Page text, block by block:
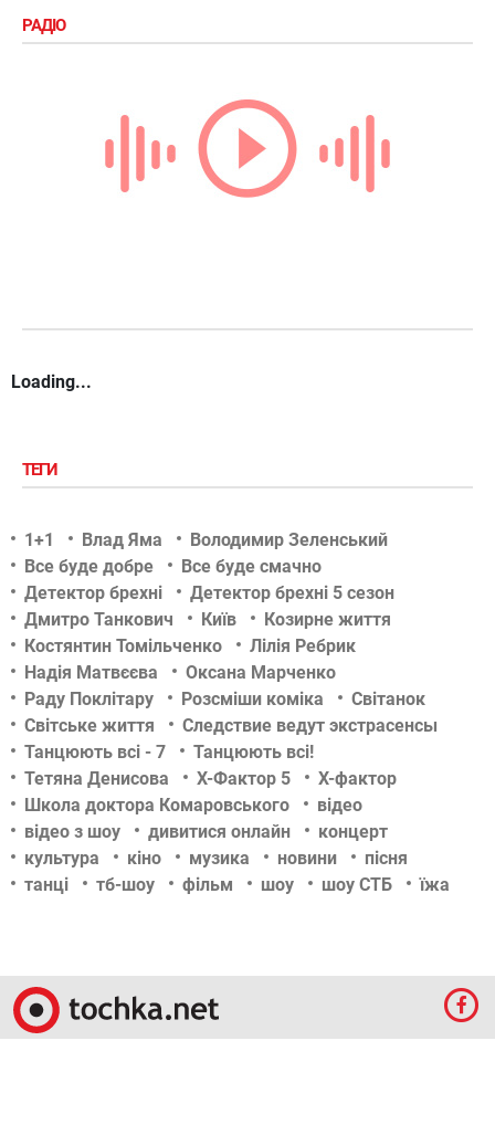
РАДІО
Loading...
ТЕГИ
1+1 Влад Яма
Володимир Зеленський
Все буде добре
Все буде смачно
Детектор брехні
Детектор брехні 5 сезон
Дмитро Танкович
Київ
Козирне життя
Костянтин Томільченко
Лілія Ребрик
Надія Матвєєва
Оксана Марченко
Раду Поклітару
Розсміши коміка
Світанок
Світське життя
Следствие ведут экстрасенсы
Танцюють всі - 7
Танцюють всі!
Тетяна Денисова
Х-Фактор 5
Х-фактор
Школа доктора Комаровського
відео
відео з шоу
дивитися онлайн
концерт
культура
кіно музика новини
пісня
танці
тб-шоу фільм шоу шоу СТБ їжа